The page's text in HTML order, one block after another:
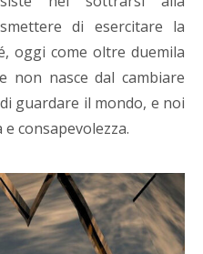
di esercitare la
oggi come oltre duemila
non nasce dal cambiare
guardare il mondo, e noi
consapevolezza.